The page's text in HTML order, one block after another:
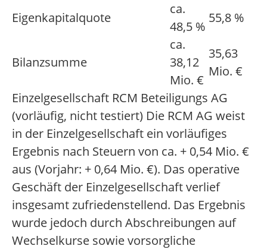
Eigenkapitalquote
ca.
48,5 %
55,8 %
Bilanzsumme
ca.
38,12
Mio. €
35,63
Mio. €
Einzelgesellschaft RCM Beteiligungs AG
(vorläufig, nicht testiert) Die RCM AG weist
in der Einzelgesellschaft ein vorläufiges
Ergebnis nach Steuern von ca. + 0,54 Mio. €
aus (Vorjahr: + 0,64 Mio. €). Das operative
Geschäft der Einzelgesellschaft verlief
insgesamt zufriedenstellend. Das Ergebnis
wurde jedoch durch Abschreibungen auf
Wechselkurse sowie vorsorgliche